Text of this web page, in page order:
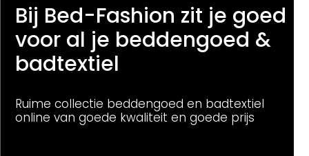
Bij Bed-Fashion zit je goed
voor al je beddengoed &
badtextiel
Ruime collectie beddengoed en badtextiel
online van goede kwaliteit en goede prijs